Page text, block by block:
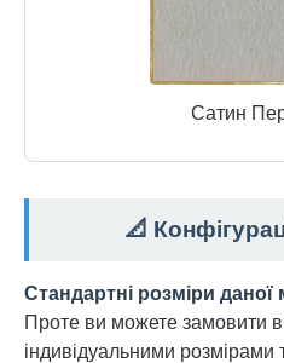
Сатин
📐
Стандартні розміри
Проте ви можете замовити
індивідуальними